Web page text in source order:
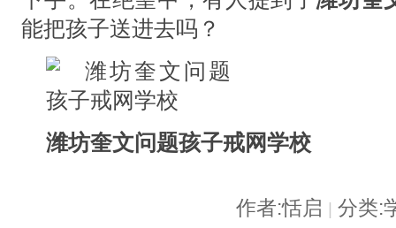
能把孩子送进去吗？
潍坊奎文问题孩子戒网学校
作者:恬启 分类: